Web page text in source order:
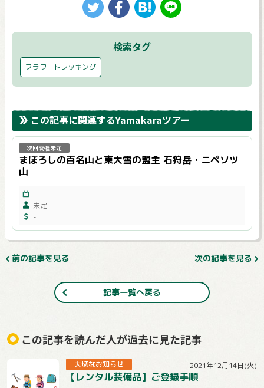
検索タグ
フラワートレッキング
この記事に関連するYamakaraツアー
次回開催未定
まぼろしの百名山と東大雪の盟主 石狩岳・ニペソツ
山
-
未定
-
前の記事を見る 次の記事を見る
記事一覧へ戻る
この記事を読んだ人が過去に見た記事
大切なお知らせ 2021年12月14日(火)
【レンタル装備品】ご登録手順